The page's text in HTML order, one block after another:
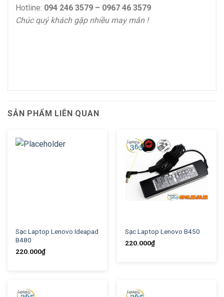
Hotline: 094 246 3579 – 0967 46 3579
Chúc quý khách gặp nhiều may mắn !
SẢN PHẨM LIÊN QUAN
Sạc Laptop Lenovo Ideapad
B480
220.000₫
Sạc Laptop Lenovo B450
220.000₫